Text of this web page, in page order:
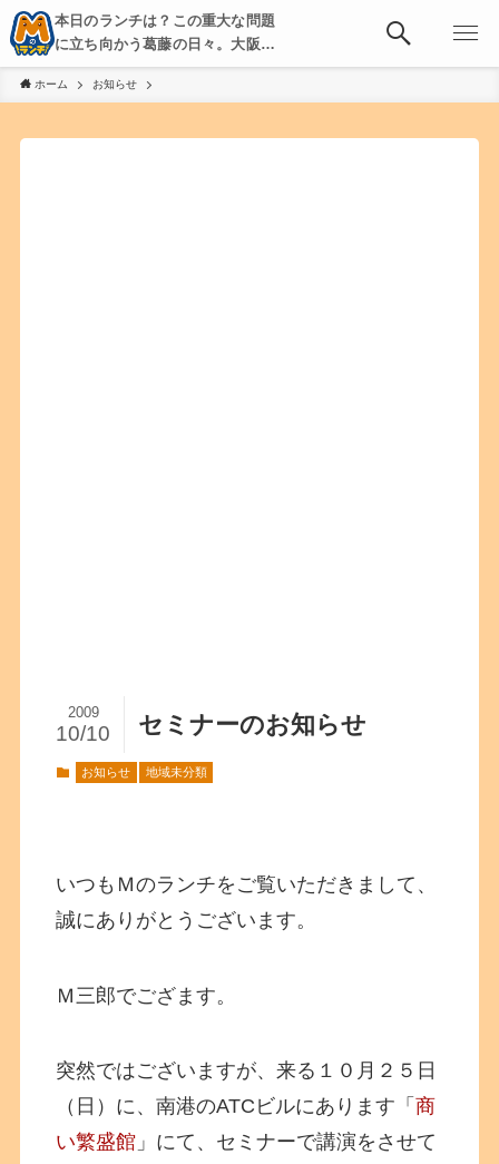
本日のランチは？この重大な問題
に立ち向かう葛藤の日々。大阪・
京都・神戸を中心とした食べ歩
き、飲み歩きを綴る。
ホーム お知らせ
セミナーのお知らせ
2009
10/10
お知らせ 地域未分類
いつもＭのランチをご覧いただきまして、
誠にありがとうございます。
Ｍ三郎でござます。
突然ではございますが、来る１０月２５日
（日）に、南港のATCビルにあります「商
い繁盛館 」にて、セミナーで講演をさせて